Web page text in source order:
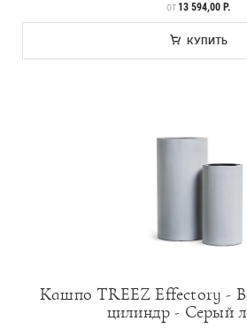
ЦЕНА
ОТ 13 594,00 Р.
КУПИТЬ
Кашпо TREEZ Effectory -
цилиндр - Серый